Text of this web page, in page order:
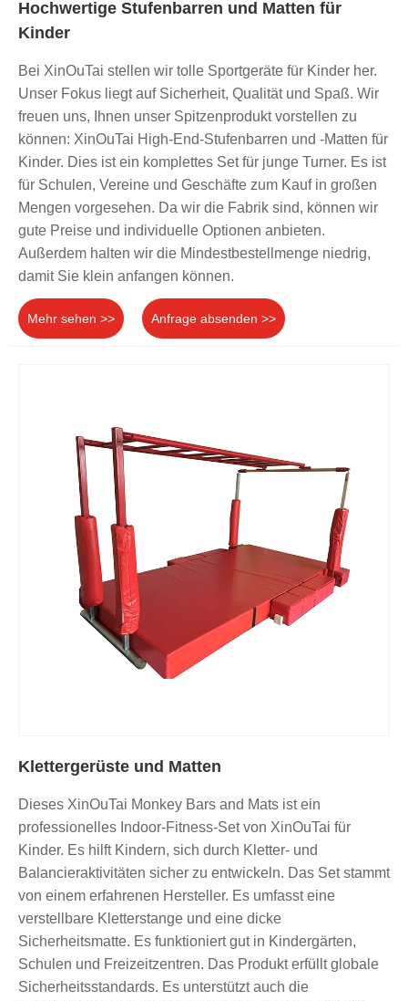
Hochwertige Stufenbarren und Matten für
Kinder
Bei XinOuTai stellen wir tolle Sportgeräte für Kinder her.
Unser Fokus liegt auf Sicherheit, Qualität und Spaß. Wir
freuen uns, Ihnen unser Spitzenprodukt vorstellen zu
können: XinOuTai High-End-Stufenbarren und -Matten für
Kinder. Dies ist ein komplettes Set für junge Turner. Es ist
für Schulen, Vereine und Geschäfte zum Kauf in großen
Mengen vorgesehen. Da wir die Fabrik sind, können wir
gute Preise und individuelle Optionen anbieten.
Außerdem halten wir die Mindestbestellmenge niedrig,
damit Sie klein anfangen können.
Mehr sehen >> Anfrage absenden >>
Klettergerüste und Matten
Dieses XinOuTai Monkey Bars and Mats ist ein
professionelles Indoor-Fitness-Set von XinOuTai für
Kinder. Es hilft Kindern, sich durch Kletter- und
Balancieraktivitäten sicher zu entwickeln. Das Set stammt
von einem erfahrenen Hersteller. Es umfasst eine
verstellbare Kletterstange und eine dicke
Sicherheitsmatte. Es funktioniert gut in Kindergärten,
Schulen und Freizeitzentren. Das Produkt erfüllt globale
Sicherheitsstandards. Es unterstützt auch die